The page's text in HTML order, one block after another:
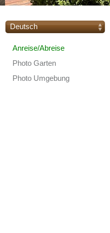
Deutsch
Anreise/Abreise
Photo Garten
Photo Umgebung